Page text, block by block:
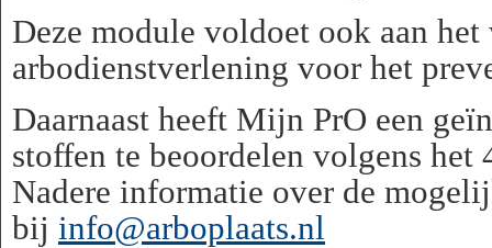
Deze module voldoet ook aan
arbodienstverlening voor het
Daarnaast heeft Mijn PrO een
stoffen te beoordelen volgens het
Nadere informatie over de
bij info@arboplaats.nl